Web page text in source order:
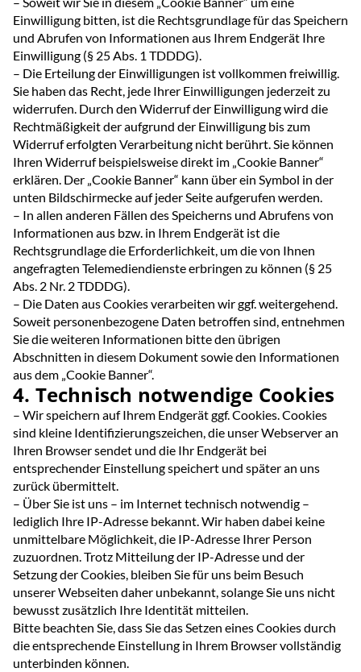
Einwilligung bitten, ist die Rechtsgrundlage für das Speichern
und Abrufen von Informationen aus Ihrem Endgerät Ihre
Einwilligung (§ 25 Abs. 1 TDDDG).
– Die Erteilung der Einwilligungen ist vollkommen freiwillig.
Sie haben das Recht, jede Ihrer Einwilligungen jederzeit zu
widerrufen. Durch den Widerruf der Einwilligung wird die
Rechtmäßigkeit der aufgrund der Einwilligung bis zum
Widerruf erfolgten Verarbeitung nicht berührt. Sie können
Ihren Widerruf beispielsweise direkt im „Cookie Banner“
erklären. Der „Cookie Banner“ kann über ein Symbol in der
unten Bildschirmecke auf jeder Seite aufgerufen werden.
– In allen anderen Fällen des Speicherns und Abrufens von
Informationen aus bzw. in Ihrem Endgerät ist die
Rechtsgrundlage die Erforderlichkeit, um die von Ihnen
angefragten Telemediendienste erbringen zu können (§ 25
Abs. 2 Nr. 2 TDDDG).
– Die Daten aus Cookies verarbeiten wir ggf. weitergehend.
Soweit personenbezogene Daten betroffen sind, entnehmen
Sie die weiteren Informationen bitte den übrigen
Abschnitten in diesem Dokument sowie den Informationen
aus dem „Cookie Banner“.
4. Technisch notwendige Cookies
– Wir speichern auf Ihrem Endgerät ggf. Cookies. Cookies
sind kleine Identifizierungszeichen, die unser Webserver an
Ihren Browser sendet und die Ihr Endgerät bei
entsprechender Einstellung speichert und später an uns
zurück übermittelt.
– Über Sie ist uns – im Internet technisch notwendig –
lediglich Ihre IP-Adresse bekannt. Wir haben dabei keine
unmittelbare Möglichkeit, die IP-Adresse Ihrer Person
zuzuordnen. Trotz Mitteilung der IP-Adresse und der
Setzung der Cookies, bleiben Sie für uns beim Besuch
unserer Webseiten daher unbekannt, solange Sie uns nicht
bewusst zusätzlich Ihre Identität mitteilen.
Bitte beachten Sie, dass Sie das Setzen eines Cookies durch
die entsprechende Einstellung in Ihrem Browser vollständig
unterbinden können.